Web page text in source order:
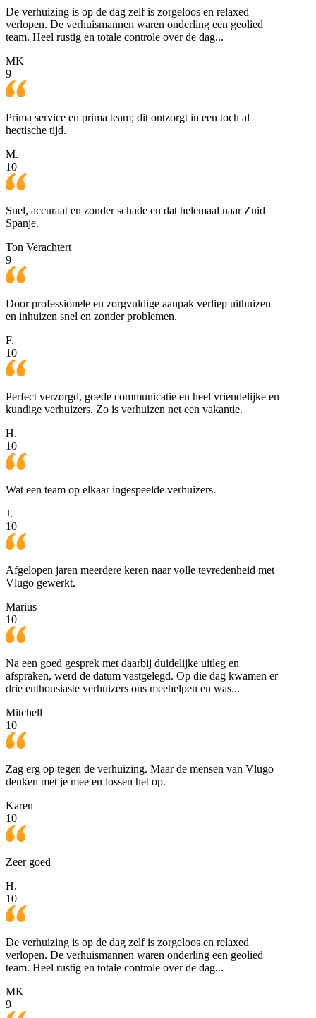
De verhuizing is op de dag zelf is zorgeloos en relaxed
verlopen. De verhuismannen waren onderling een geolied
team. Heel rustig en totale controle over de dag...
MK
9
Prima service en prima team; dit ontzorgt in een toch al
hectische tijd.
M.
10
Snel, accuraat en zonder schade en dat helemaal naar Zuid
Spanje.
Ton Verachtert
9
Door professionele en zorgvuldige aanpak verliep uithuizen
en inhuizen snel en zonder problemen.
F.
10
Perfect verzorgd, goede communicatie en heel vriendelijke en
kundige verhuizers. Zo is verhuizen net een vakantie.
H.
10
Wat een team op elkaar ingespeelde verhuizers.
J.
10
Afgelopen jaren meerdere keren naar volle tevredenheid met
Vlugo gewerkt.
Marius
10
Na een goed gesprek met daarbij duidelijke uitleg en
afspraken, werd de datum vastgelegd. Op die dag kwamen er
drie enthousiaste verhuizers ons meehelpen en was...
Mitchell
10
Zag erg op tegen de verhuizing. Maar de mensen van Vlugo
denken met je mee en lossen het op.
Karen
10
Zeer goed
H.
10
De verhuizing is op de dag zelf is zorgeloos en relaxed
verlopen. De verhuismannen waren onderling een geolied
team. Heel rustig en totale controle over de dag...
MK
9